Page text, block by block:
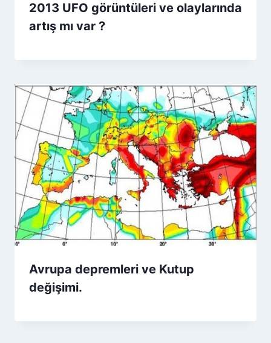
2013 UFO görüntüleri ve olaylarında
artış mı var ?
Avrupa depremleri ve Kutup
değişimi.